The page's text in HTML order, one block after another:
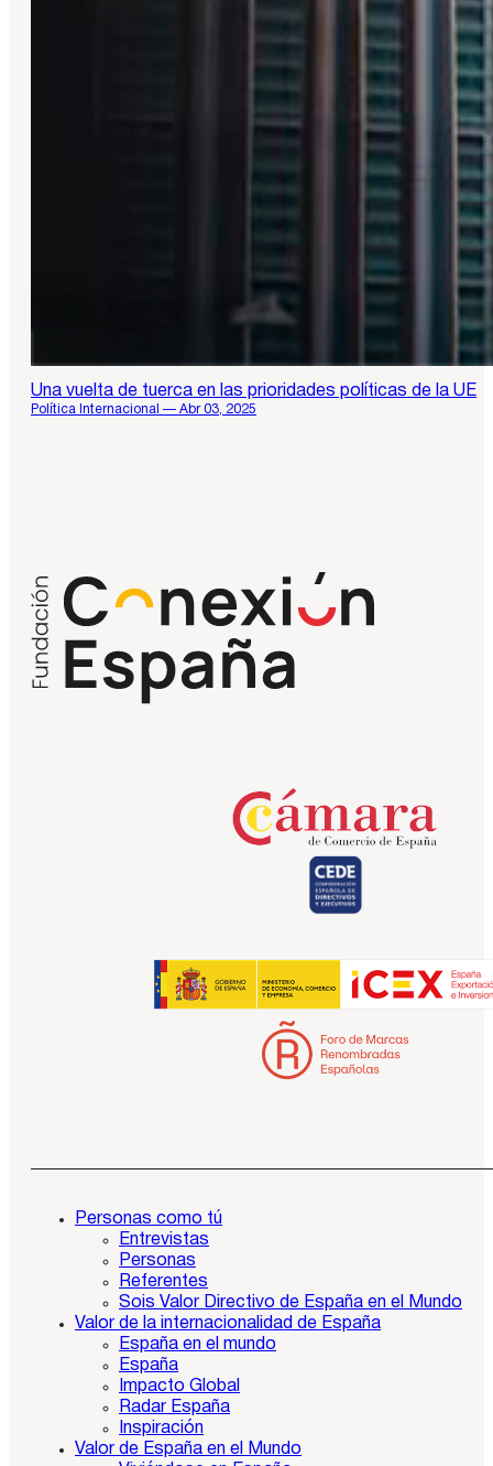
Una vuelta de tuerca en las prioridades políticas de la UE
Política Internacional — Abr 03, 2025
Personas como tú
Entrevistas
Personas
Referentes
Sois Valor Directivo de España en el Mundo
Valor de la internacionalidad de España
España en el mundo
España
Impacto Global
Radar España
Inspiración
Valor de España en el Mundo